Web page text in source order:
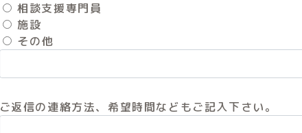
相談支援専門員
施設
その他
ご返信の連絡方法、希望時間などもご記入下さい。